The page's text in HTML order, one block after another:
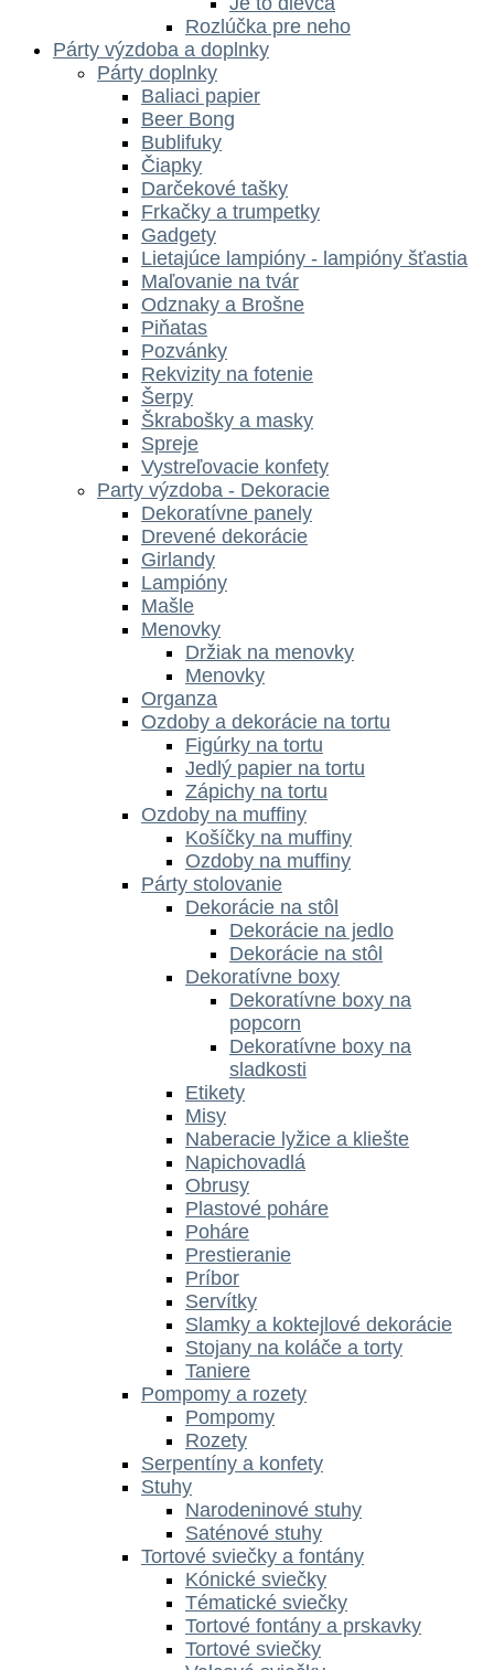
Rozlúčka pre neho
Párty výzdoba a doplnky
Párty doplnky
Baliaci papier
Beer Bong
Bublifuky
Čiapky
Darčekové tašky
Frkačky a trumpetky
Gadgety
Lietajúce lampióny - lampióny šťastia
Maľovanie na tvár
Odznaky a Brošne
Piňatas
Pozvánky
Rekvizity na fotenie
Šerpy
Škrabošky a masky
Spreje
Vystreľovacie konfety
Party výzdoba - Dekoracie
Dekoratívne panely
Drevené dekorácie
Girlandy
Lampióny
Mašle
Menovky
Držiak na menovky
Menovky
Organza
Ozdoby a dekorácie na tortu
Figúrky na tortu
Jedlý papier na tortu
Zápichy na tortu
Ozdoby na muffiny
Košíčky na muffiny
Ozdoby na muffiny
Párty stolovanie
Dekorácie na stôl
Dekorácie na jedlo
Dekorácie na stôl
Dekoratívne boxy
Dekoratívne boxy na
popcorn
Dekoratívne boxy na
sladkosti
Etikety
Misy
Naberacie lyžice a kliešte
Napichovadlá
Obrusy
Plastové poháre
Poháre
Prestieranie
Príbor
Servítky
Slamky a koktejlové dekorácie
Stojany na koláče a torty
Taniere
Pompomy a rozety
Pompomy
Rozety
Serpentíny a konfety
Stuhy
Narodeninové stuhy
Saténové stuhy
Tortové sviečky a fontány
Kónické sviečky
Tématické sviečky
Tortové fontány a prskavky
Tortové sviečky